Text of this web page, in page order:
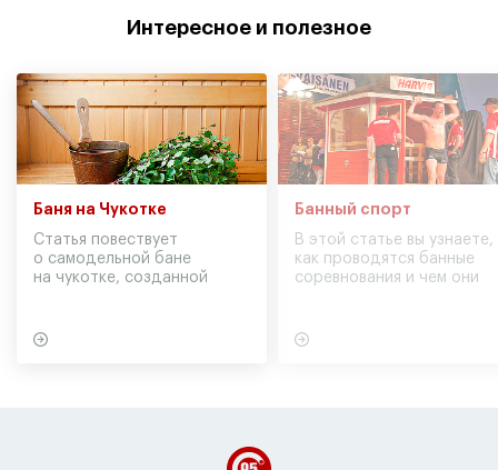
Интересное и полезное
Баня на Чукотке
Статья повествует
о самодельной бане
на чукотке, созданной
Банный спорт
В этой статье вы узнаете,
как проводятся банные
соревнования и чем они